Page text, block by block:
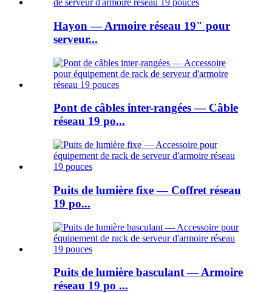
Hayon — Armoire réseau 19" pour
serveur...
Pont de câbles inter-rangées — Câble
réseau 19 po...
Puits de lumière fixe — Coffret réseau
19 po...
Puits de lumière basculant — Armoire
réseau 19 po ...